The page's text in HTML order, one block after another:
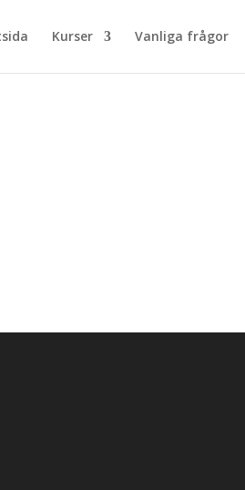
Kurser Vanliga frågor